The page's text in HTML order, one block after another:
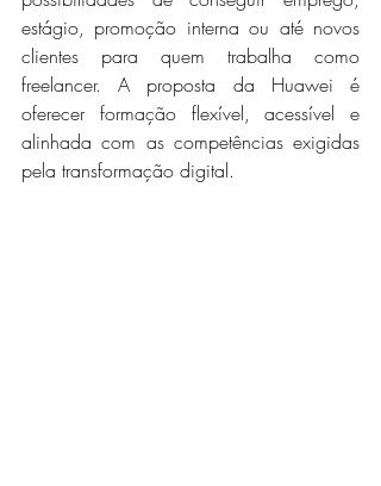
estágio, promoção interna ou até novos
clientes para quem trabalha como
freelancer. A proposta da Huawei é
oferecer formação flexível, acessível e
alinhada com as competências exigidas
pela transformação digital.